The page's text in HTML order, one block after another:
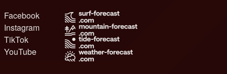
Facebook
Instagram
TikTok
YouTube